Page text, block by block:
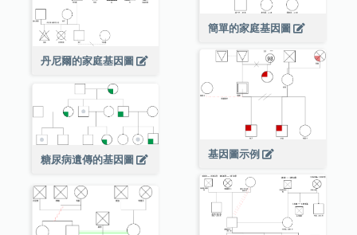
簡單的家庭基因圖
丹尼爾的家庭基因圖
基因圖示例
糖尿病遺傳的基因圖